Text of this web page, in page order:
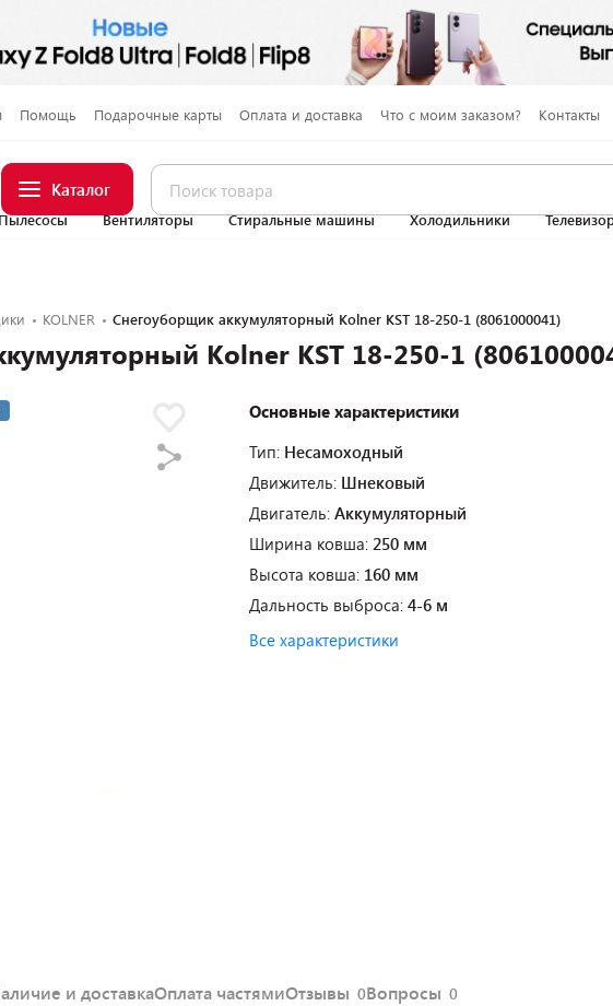
Помощь Подарочные карты Оплата и доставка Что с моим заказом? Контакты
Каталог
Пылесосы Вентиляторы Стиральные машины Холодильники
KOLNER Снегоуборщик аккумуляторный Kolner KST 18-250-1 (8061000041)
Kolner KST 18-250-1
Основные характеристики
Тип: Несамоходный
Движитель: Шнековый
Двигатель: Аккумуляторный
Ширина ковша: 250 мм
Высота ковша: 160 мм
Дальность выброса: 4-6 м
Все характеристики
и доставкаОплата частямиОтзывы 0Вопросы 0